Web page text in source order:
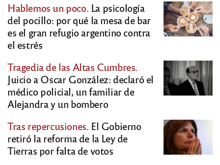
Hablemos un poco. La psicología
del pocillo: por qué la mesa de bar
es el gran refugio argentino contra
el estrés
Tragedia de las Altas Cumbres.
Juicio a Oscar González: declaró el
médico policial, un familiar de
Alejandra y un bombero
Tras repercusiones. El Gobierno
retiró la reforma de la Ley de
Tierras por falta de votos